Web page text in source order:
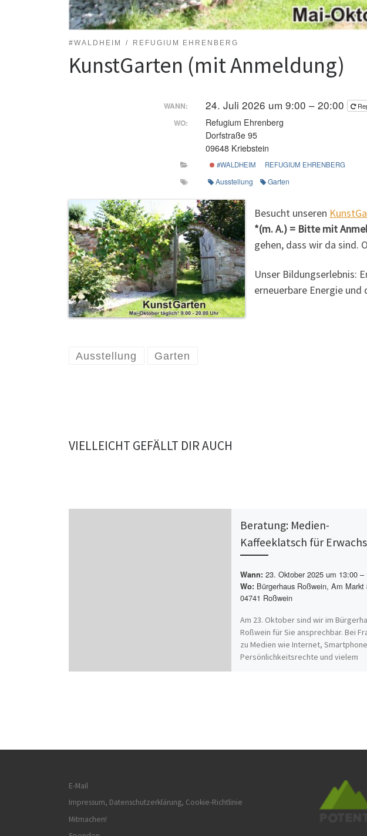
#WALDHEIM REFUGIUM EHRENBERG
KunstGarten (mit Anmeldung)
WANN: 24. Juli 2026 um 9:00 – 20:00
WO:
Refugium Ehrenberg
Dorfstraße 95
09648 Kriebstein
#WALDHEIM REFUGIUM EHRENBERG
Ausstellung Garten
Besucht unseren
*(m. A.) = Bitte mit
gehen, dass wir da sind.
Unser Bildungserlebnis:
erneuerbare Energie
Ausstellung Garten
VIELLEICHT GEFÄLLT DIR AUCH
Beratung: Medien-
Kaffeeklatsch für
Wann: 23. Oktober 2025 um 13:00 –
Wo: Bürgerhaus Roßwein, Am Markt
04741 Roßwein
Am 23. Oktober sind wir im
Roßwein für Sie ansprechbar. Bei
zu Medien wie Internet,
Persönlichkeitsrechte und vielem
E-Mail
Impressum, Datenschutzerklärung, Cookie-Richtlinie
Mitmachen!